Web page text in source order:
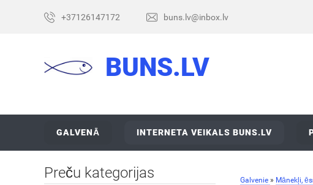
+37126147172 buns.lv@inbox.lv
BUNS.LV
GALVENĀ INTERNETA VEIKALS BUNS.LV
Galvenie » Mānekļi,
Preču kategorijas